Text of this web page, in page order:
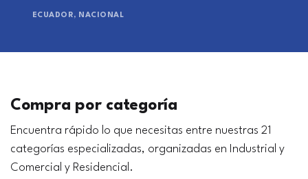
ECUADOR, NACIONAL
Compra por categoría
Encuentra rápido lo que necesitas entre nuestras 21
categorías especializadas, organizadas en Industrial y
Comercial y Residencial.